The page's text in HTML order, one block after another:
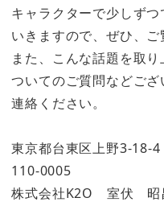
キャラクターで少しず
いきますので、ぜひ、ご
また、こんな話題を取
ついてのご質問などご
連絡ください。
東京都台東区上野3-
110-0005
株式会社K2O 室伏 昭